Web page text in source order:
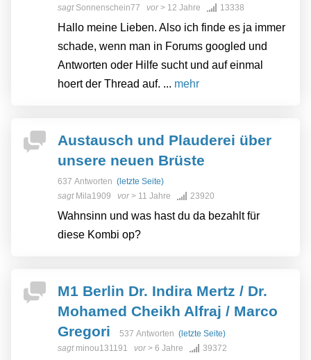
sagt Sonnenschein77 vor> 12 Jahre 13338
Hallo meine Lieben. Also ich finde es ja immer
schade, wenn man in Forums googled und
Antworten oder Hilfe sucht und auf einmal
hoert der Thread auf. ... mehr
Austausch und Plauderei über
unsere neuen Brüste
637 Antworten (letzte Seite)
sagt Mila1909 vor> 11 Jahre 23920
Wahnsinn und was hast du da bezahlt für
diese Kombi op?
M1 Berlin Dr. Indira Mertz / Dr.
Mohamed Cheikh Alfraj / Marco
Gregori
537 Antworten (letzte Seite)
sagt minou131191 vor> 6 Jahre 39372